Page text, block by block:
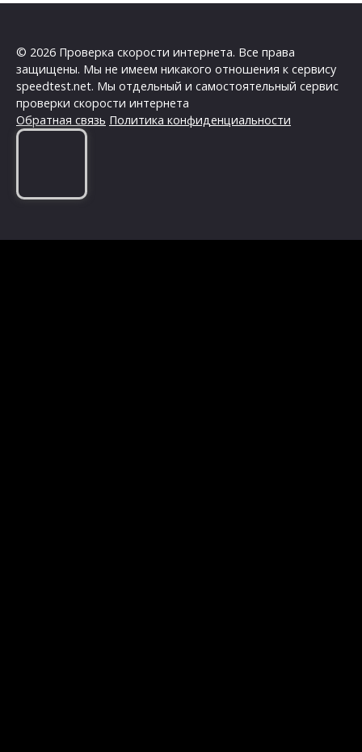
© 2026 Проверка скорости интернета. Все права
защищены. Мы не имеем никакого отношения к сервису
speedtest.net. Мы отдельный и самостоятельный сервис
проверки скорости интернета
Обратная связь Политика конфиденциальности